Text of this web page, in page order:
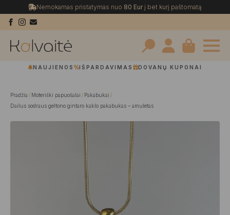
Nemokamas pristatymas nuo 80 Eurį bet kurį paštomatą
Search
NAUJIENOS IŠPARDAVIMAS DOVANŲ KUPONAI
Pradžia Moteriški papuošalai
Pakabukai
Dailus sodraus geltono gintaro kaklo pakabukas – amuletas